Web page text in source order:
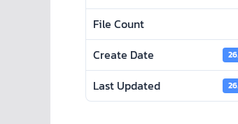
File Count
Create Date
Last Updated